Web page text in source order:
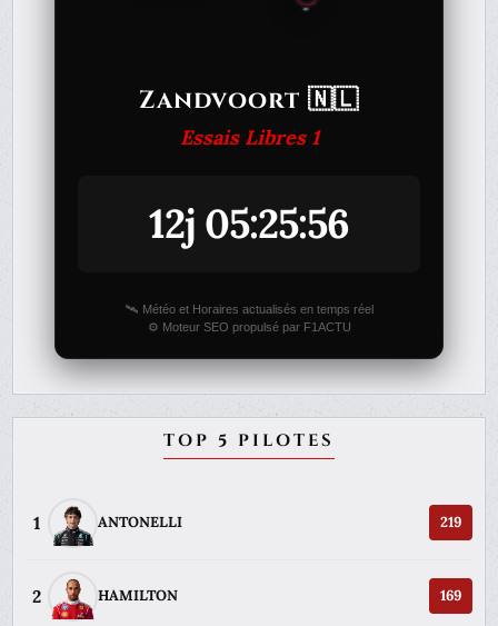
Zandvoort 🇳🇱
Essais Libres 1
12j 05:25:56
🛰️ Météo et Horaires actualisés en temps réel
⚙️ Moteur SEO propulsé par F1ACTU
TOP 5 PILOTES
1 ANTONELLI 219
2 HAMILTON 169